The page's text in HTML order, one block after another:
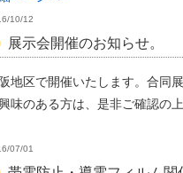
10/12
展示会開催のお知らせ。
地区で開催いたします。合同
味のある方は、是非ご確認の
07/01